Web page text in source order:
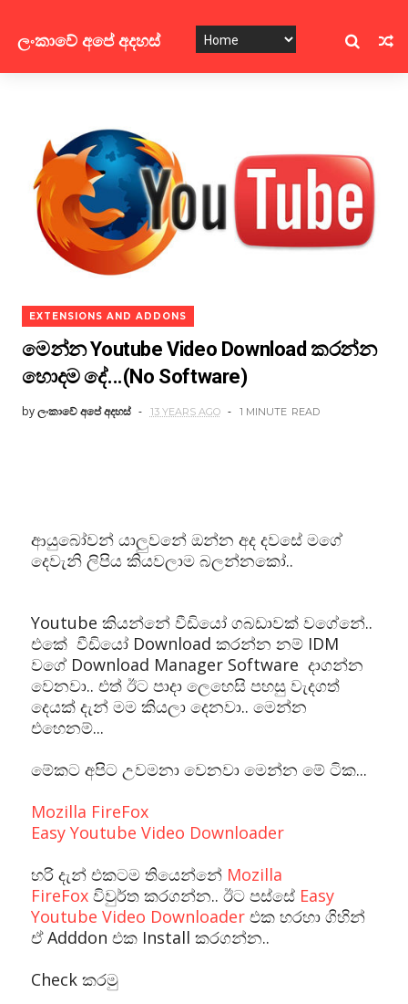
ලංකාවේ අපේ අදහස්
EXTENSIONS AND ADDONS
මෙන්න Youtube Video Download කරන්න
හොදම දේ...(No Software)
byලංකාවේ අපේ අදහස් 13 YEARS AGO 1 MINUTE READ
ආයුබෝවන් යාලුවනේ ඔන්න අද දවසේ මගේ
දෙවැනි ලිපිය කියවලාම බලන්නකෝ..
Youtube කියන්නේ වීඩියෝ ගබඩාවක් වගේනේ..
එකේ වීඩියෝ Download කරන්න නම් IDM
වගේ Download Manager Software දාගන්න
වෙනවා.. එත් ඊට පාදා ලෙහෙසි පහසු වැදගත්
දෙයක් දැන් මම කියලා දෙනවා.. මෙන්න
එහෙනම්...
මේකට අපිට උවමනා වෙනවා මෙන්න මේ ටික...
Mozilla FireFox
Easy Youtube Video Downloader
හරි දැන් එකටම තියෙන්නේ Mozilla
FireFoxවිවුර්ත කරගන්න.. ඊට පස්සේ Easy
Youtube Video Downloaderඑක හරහා ගිහින්
ඒ Adddon එක Install කරගන්න..
Check කරමු